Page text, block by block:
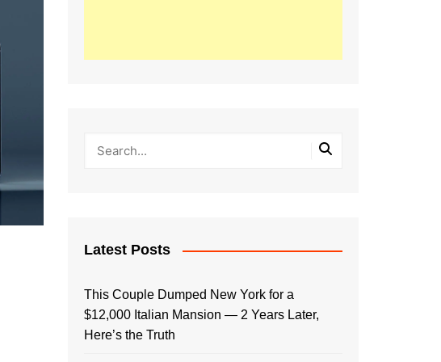
Latest Posts
This Couple Dumped New York for a
$12,000 Italian Mansion — 2 Years Later,
Here’s the Truth